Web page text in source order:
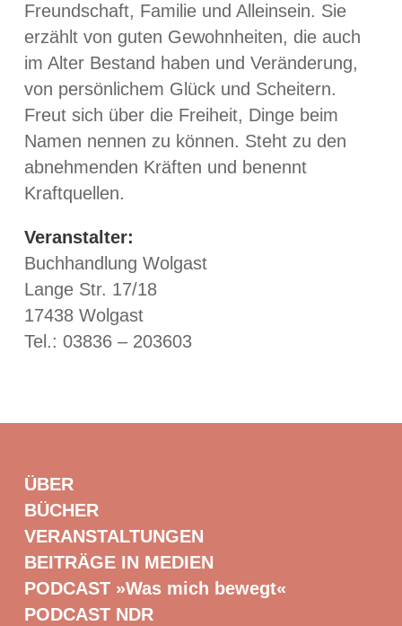
Freundschaft, Familie und Alleinsein. Sie
erzählt von guten Gewohnheiten, die auch
im Alter Bestand haben und Veränderung,
von persönlichem Glück und Scheitern.
Freut sich über die Freiheit, Dinge beim
Namen nennen zu können. Steht zu den
abnehmenden Kräften und benennt
Kraftquellen.
Veranstalter:
Buchhandlung Wolgast
Lange Str. 17/18
17438 Wolgast
Tel.: 03836 – 203603
ÜBER
BÜCHER
VERANSTALTUNGEN
BEITRÄGE IN MEDIEN
PODCAST »Was mich bewegt«
PODCAST NDR